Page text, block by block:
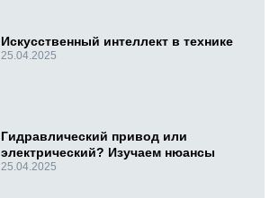
Искусственный интеллект в технике
25.04.2025
Гидравлический привод или
электрический? Изучаем нюансы
25.04.2025